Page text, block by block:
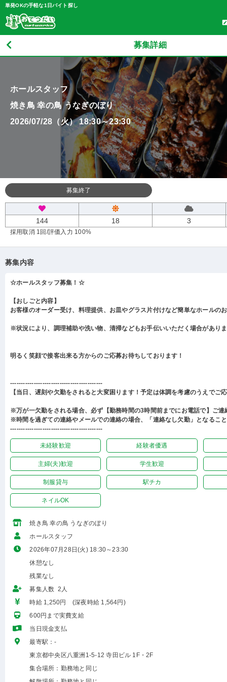
単発OKの手軽な1日バイト探し
募集詳細
ホールスタッフ
焼き鳥 幸の鳥 うなぎのぼり
2026/07/28（火） 18:30～23:30
募集終了
144 18 3
採用取消 1回 /評価入力 100%
募集内容
☆ホールスタッフ募集！☆
【おしごと内容】
お客様のオーダー受け、料理提供、お皿やグラス片付けなど簡単なホールの
※状況により、調理補助や洗い物、清掃などもお手伝いいただく場合があり
明るく笑顔で接客出来る方からのご応募お待ちしております！
-------------------------------------------
【当日、遅刻や欠勤をされると大変困ります！予定は体調を考慮のうえでご
※万が一欠勤をされる場合、必ず【勤務時間の3時間前までにお電話で】ご連
※時間を過ぎての連絡やメールでの連絡の場合、「連絡なし欠勤」となるこ
-------------------------------------------
未経験歓迎 経験者優遇
主婦(夫)歓迎 学生歓迎
制服貸与 駅チカ
ネイルOK
焼き鳥 幸の鳥 うなぎのぼり
ホールスタッフ
2026年07月28日(火) 18:30～23:30
休憩なし
残業なし
募集人数 2人
時給 1,250円 (深夜時給 1,564円)
600円まで実費支給
当日現金支払
最寄駅：-
東京都中央区八重洲1-5-12 寺田ビル 1F・2F
集合場所：勤務地と同じ